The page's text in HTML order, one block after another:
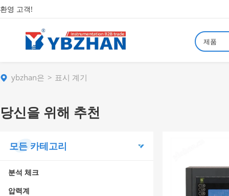
환영 고객!
제품
ybzhan은 표시 계기
당신을 위해 추천
모든 카테고리
분석 체크
압력계